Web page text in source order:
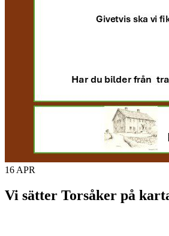
16 APR
Vi sätter Torsåker på